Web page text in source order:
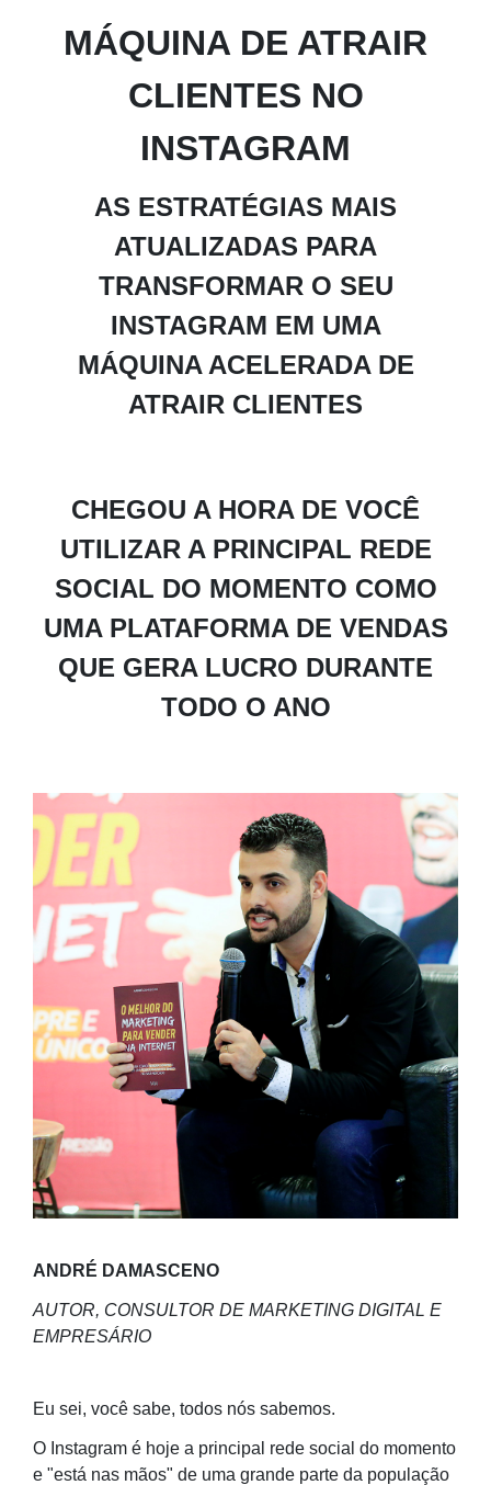
MÁQUINA DE ATRAIR
CLIENTES NO
INSTAGRAM
AS ESTRATÉGIAS MAIS
ATUALIZADAS PARA
TRANSFORMAR O SEU
INSTAGRAM EM UMA
MÁQUINA ACELERADA DE
ATRAIR CLIENTES
CHEGOU A HORA DE VOCÊ
UTILIZAR A PRINCIPAL REDE
SOCIAL DO MOMENTO COMO
UMA PLATAFORMA DE VENDAS
QUE GERA LUCRO DURANTE
TODO O ANO
ANDRÉ DAMASCENO
AUTOR, CONSULTOR DE MARKETING DIGITAL E
EMPRESÁRIO
Eu sei, você sabe, todos nós sabemos.
O Instagram é hoje a principal rede social do momento
e "está nas mãos" de uma grande parte da população